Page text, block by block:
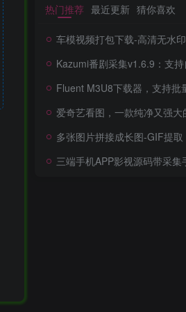
热门推荐 最近更新 猜你喜欢
车模视频打包下载-高清无水
Kazumi番剧采集v1.6.9：支持自定义规则+在线观看+
Fluent M3U8下载器，支持批
爱奇艺看图，一款纯净又强
多张图片拼接成长图-GIF提取
三端手机APP影视源码带采集手机H5源码